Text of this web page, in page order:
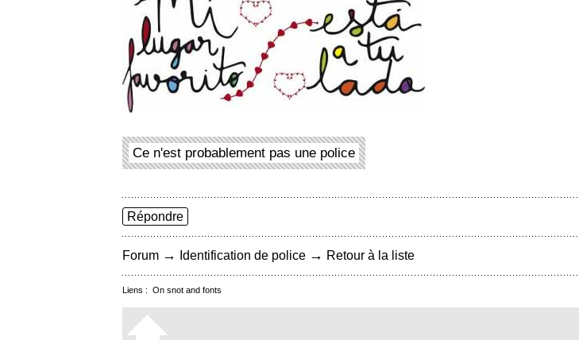
Ce n'est probablement pas une police
Répondre
Forum → Identification de police → Retour à la liste
Liens : On snot and fonts